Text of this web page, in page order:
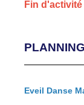
Fin d'activité
PLANNING
Eveil Danse